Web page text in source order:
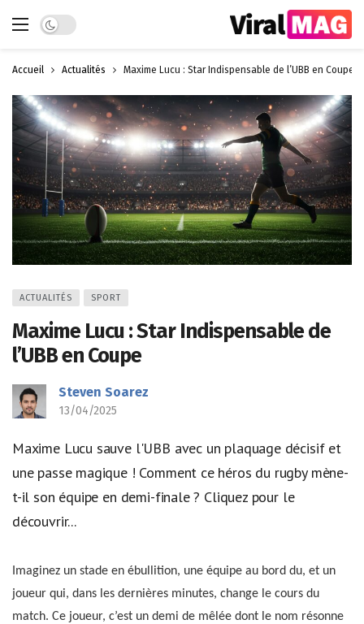
Dark mode
Accueil Actualités Maxime Lucu : Star Indispensable de l’UBB en Coupe
ACTUALITÉS SPORT
Maxime Lucu : Star Indispensable de
l’UBB en Coupe
Steven Soarez
13/04/2025
Maxime Lucu sauve l'UBB avec un plaquage décisif et
une passe magique ! Comment ce héros du rugby mène-
t-il son équipe en demi-finale ? Cliquez pour le
découvrir...
Imaginez un stade en ébullition, une équipe au bord du, et un
joueur qui, dans les dernières minutes, change le cours du
match. Ce joueur, c’est un demi de mêlée dont le nom résonne